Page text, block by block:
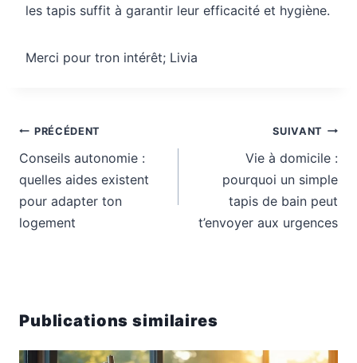
les tapis suffit à garantir leur efficacité et hygiène.
Merci pour tron intérêt; Livia
Navigation
de
l’article
PRÉCÉDENT
Conseils autonomie :
quelles aides existent
pour adapter ton
logement
SUIVANT
Vie à domicile :
pourquoi un simple
tapis de bain peut
t’envoyer aux urgences
Publications similaires